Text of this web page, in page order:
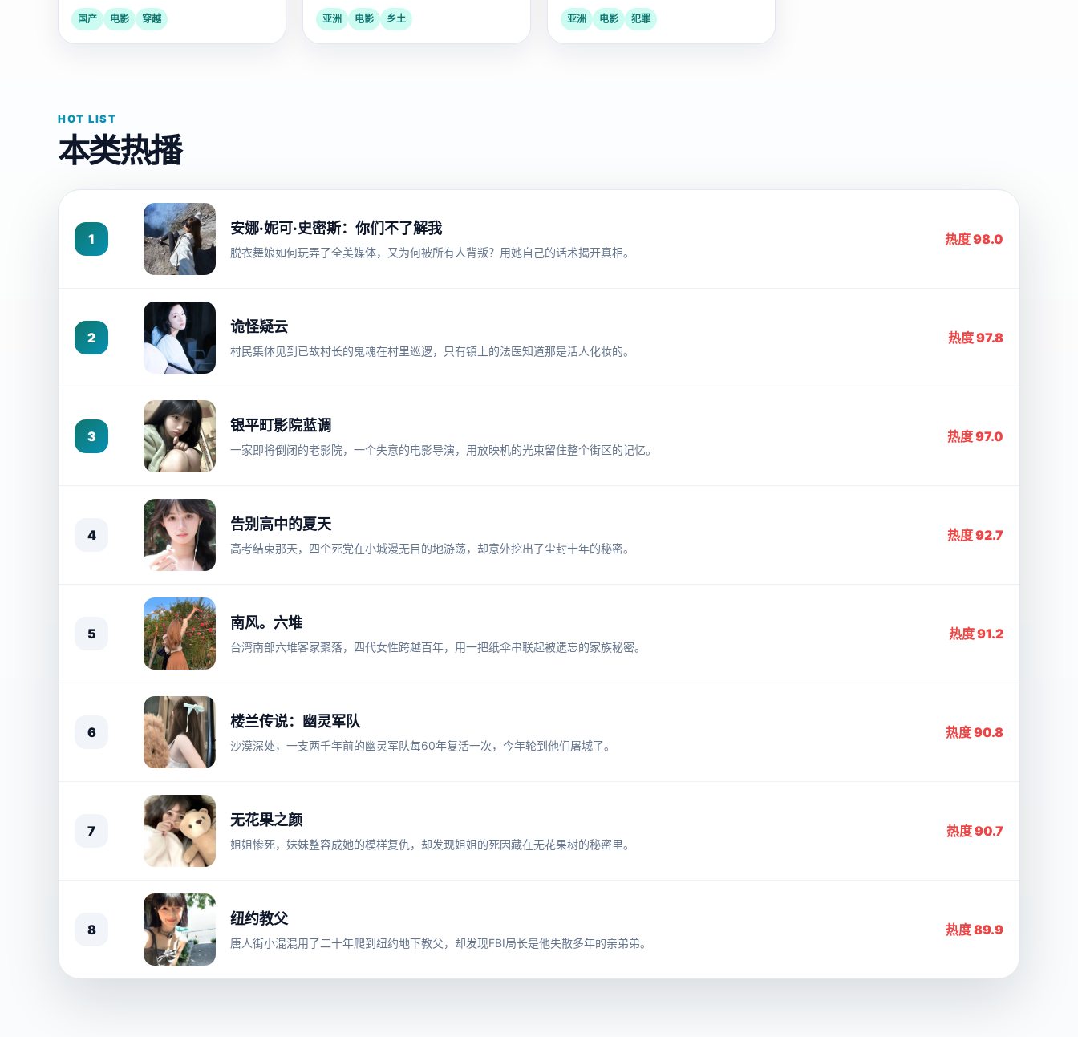
孕不育。
国产 电影 穿越
秘密。
亚洲 电影 乡土
年前已死在狱中。
亚洲 电影 犯罪
HOT LIST
本类热播
1
安娜·妮可·史密斯：你们不了解我
脱衣舞娘如何玩弄了全美媒体，又为何被所有人背叛？用她自己的话术揭开真相。
热度 98.0
2
诡怪疑云
村民集体见到已故村长的鬼魂在村里巡逻，只有镇上的法医知道那是活人化妆的。
热度 97.8
3
银平町影院蓝调
一家即将倒闭的老影院，一个失意的电影导演，用放映机的光束留住整个街区的记忆。
热度 97.0
4
告别高中的夏天
高考结束那天，四个死党在小城漫无目的地游荡，却意外挖出了尘封十年的秘密。
热度 92.7
5
南风。六堆
台湾南部六堆客家聚落，四代女性跨越百年，用一把纸伞串联起被遗忘的家族秘密。
热度 91.2
6
楼兰传说：幽灵军队
沙漠深处，一支两千年前的幽灵军队每60年复活一次，今年轮到他们屠城了。
热度 90.8
7
无花果之颜
姐姐惨死，妹妹整容成她的模样复仇，却发现姐姐的死因藏在无花果树的秘密里。
热度 90.7
8
纽约教父
唐人街小混混用了二十年爬到纽约地下教父，却发现FBI局长是他失散多年的亲弟弟。
热度 89.9